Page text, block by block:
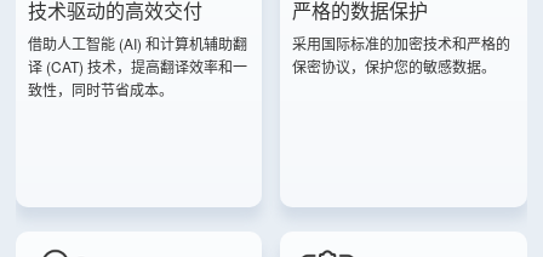
技术驱动的高效交付
借助人工智能 (AI) 和计算机辅助翻
译 (CAT) 技术，提高翻译效率和一
致性，同时节省成本。
严格的数据保护
采用国际标准的加密技术和严格的
保密协议，保护您的敏感数据。